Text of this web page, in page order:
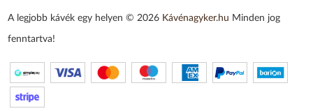
A legjobb kávék egy helyen © 2026 Kávénagyker.hu Minden jog
fenntartva!